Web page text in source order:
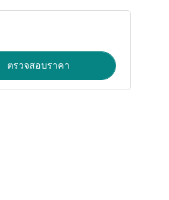
ตรวจสอบราคา